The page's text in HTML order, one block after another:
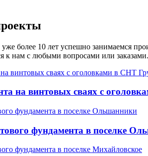
более 10 лет успешно занимаемся
к нам с любыми вопросами или заказами.
на винтовых сваях с
фундамента в поселке